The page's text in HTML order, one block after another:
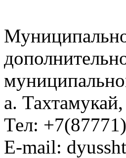
а.
Тел:
E-mail: